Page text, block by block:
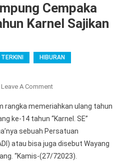
Cempaka
Karnel Sajikan
HIBURAN
Leave A CommentOn
Tahun
Kampung
Cempaka
Dalam
Ke-
rangka memeriahkan ulang tahun
ke-14 tahun “Karnel. SE”
sebuah Persatuan
atau bisa juga disebut Wayang
“Kamis-(27/72023).